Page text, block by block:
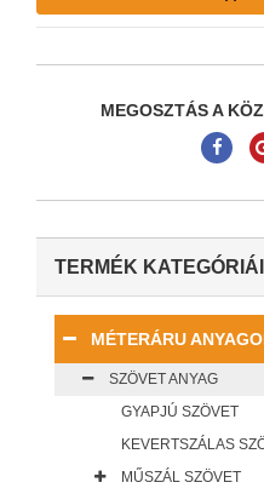
MEGOSZTÁS A
TERMÉK
MÉTERÁRU
SZÖVET ANYAG
GYAPJÚ SZÖVET
KEVERTSZÁLAS
MŰSZÁL SZÖVET